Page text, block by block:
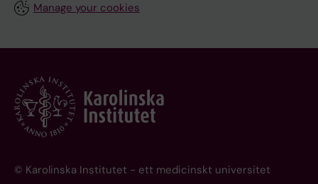
Manage your cookies
© Karolinska Institutet - ett medicinskt universitet